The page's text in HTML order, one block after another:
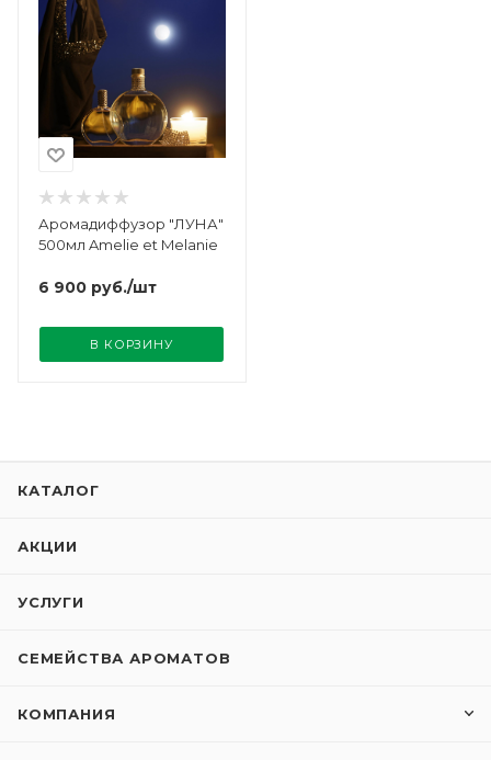
Аромадиффузор "ЛУНА"
500мл Amelie et Melanie
6 900 руб./шт
В КОРЗИНУ
КАТАЛОГ
АКЦИИ
УСЛУГИ
СЕМЕЙСТВА АРОМАТОВ
КОМПАНИЯ